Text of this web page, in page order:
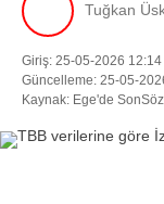
Tuğkan
Giriş: 25-05-2026 12:14
Güncelleme: 25-05-
Kaynak: Ege'de SonSöz